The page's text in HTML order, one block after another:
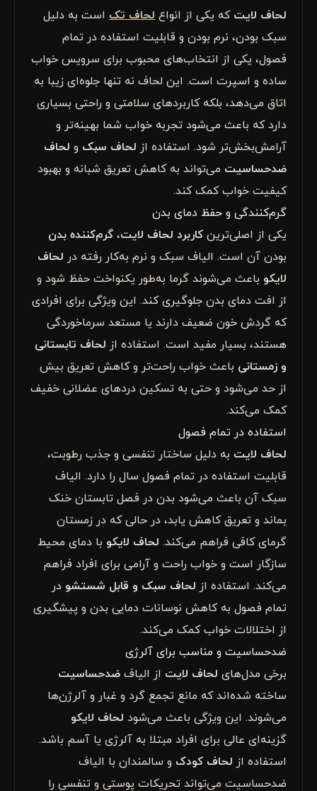
لحاف لایت که یکی از انواعلحاف تکاست به دلیل
سبک بودن، نرم بودن و قابلیت استفاده در تمام
فصول، یکی از انتخاب‌های محبوب برای سرویس خواب
ساده و اسپرت است. این لحاف نه تنها جلوه‌ای زیبا به
اتاق می‌دهد، بلکه کاربردهای سلامتی و راحتی بسیاری
دارد که باعث می‌شود تجربه خواب شما بهینه‌تر و
آرامش‌بخش‌تر شود. استفاده از لحاف سبک و لحاف
ضدحساسیت می‌تواند به کاهش تعریق شبانه و بهبود
کیفیت خواب کمک کند.
گرم‌کنندگی و حفظ دمای بدن
یکی از اصلی‌ترین کاربرد لحاف لایت، گرم‌کننده بدن
بودن آن است. الیاف سبک و نرم به‌کار رفته در لحاف
لایکو باعث می‌شوند گرما به‌طور یکنواخت حفظ شود و
از افت دمای بدن جلوگیری کند. این ویژگی برای افرادی
که گردش خون ضعیف دارند یا مستعد سرماخوردگی
هستند، بسیار مفید است. استفاده از لحاف تابستانی
و زمستانی باعث خواب راحت‌تر و کاهش تعریق بیش
از حد می‌شود و حتی به تسکین دردهای عضلانی خفیف
کمک می‌کند.
استفاده در تمام فصول
لحاف لایت به دلیل ساختار تنفسی و جذب رطوبت،
قابلیت استفاده در تمام فصول سال را دارد. الیاف
سبک آن باعث می‌شود بدن در فصل تابستان خنک
بماند و تعریق کاهش یابد، در حالی که در زمستان
گرمای کافی فراهم می‌کند. لحاف لایکو با دمای محیط
سازگار است و خواب راحت و آرامی برای افراد فراهم
می‌کند. استفاده از لحاف سبک و قابل شستشو در
تمام فصول به کاهش نوسانات دمایی بدن و پیشگیری
از اختلالات خواب کمک می‌کند.
ضدحساسیت و مناسب برای آلرژی
برخی مدل‌های لحاف لایت از الیاف ضدحساسیت
ساخته شده‌اند که مانع تجمع گرد و غبار و آلرژن‌ها
می‌شوند. این ویژگی باعث می‌شود لحاف لایکو
گزینه‌ای عالی برای افراد مبتلا به آلرژی یا آسم باشد.
استفاده از لحاف کودک و سالمندان با الیاف
ضدحساسیت می‌تواند تحریکات پوستی و تنفسی را